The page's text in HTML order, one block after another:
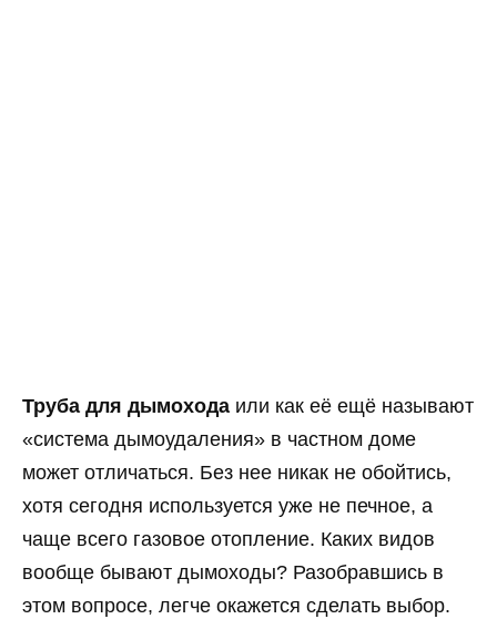
Труба для дымохода или как её ещё называют
«система дымоудаления» в частном доме
может отличаться. Без нее никак не обойтись,
хотя сегодня используется уже не печное, а
чаще всего газовое отопление. Каких видов
вообще бывают дымоходы? Разобравшись в
этом вопросе, легче окажется сделать выбор.